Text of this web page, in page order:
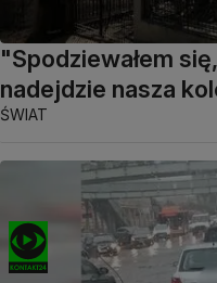
"Spodziewałem
nadejdzie nasza
ŚWIAT